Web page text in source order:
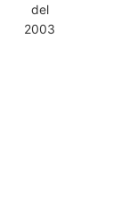
del
2003